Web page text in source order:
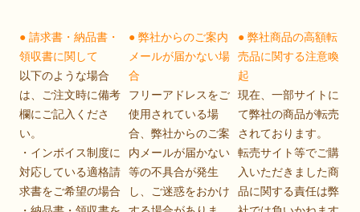
● 請求書・納品書・
領収書に関して
以下のような場合
は、ご注文時に備考
欄にご記入くださ
い。
・インボイス制度に
対応している適格請
求書をご希望の場合
● 弊社からのご案内
メールが届かない場
合
フリーアドレスをご
使用されている場
合、弊社からのご案
内メールが届かない
等の不具合が発生
し、ご迷惑をおかけ
● 弊社商品の高額転
売品に関する注意喚
起
現在、一部サイトに
て弊社の商品が転売
されております。
転売サイト等でご購
入いただきました商
品に関する責任は弊